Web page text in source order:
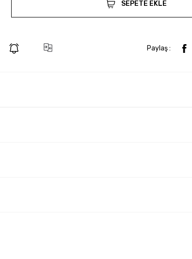
SEPETE EKLE
Paylaş :